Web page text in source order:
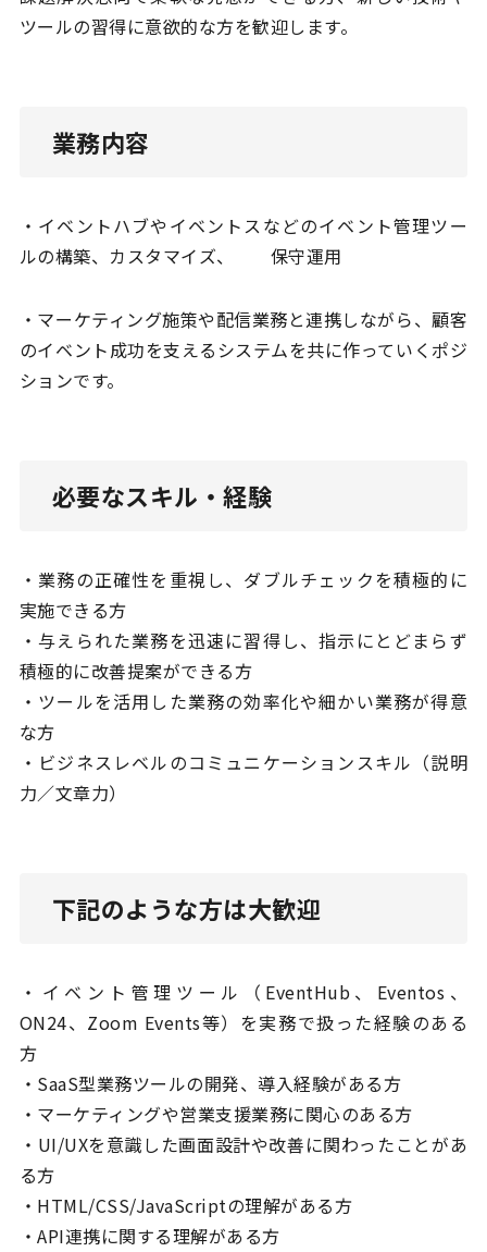
ツールの習得に意欲的な方を歓迎します。
業務内容
・イベントハブやイベントスなどのイベント管理ツー
ルの構築、カスタマイズ、 保守運用
・マーケティング施策や配信業務と連携しながら、顧客
のイベント成功を支えるシステムを共に作っていくポジ
ションです。
必要なスキル・経験
・業務の正確性を重視し、ダブルチェックを積極的に
実施できる方
・与えられた業務を迅速に習得し、指示にとどまらず
積極的に改善提案ができる方
・ツールを活用した業務の効率化や細かい業務が得意
な方
・ビジネスレベルのコミュニケーションスキル（説明
力／文章力）
下記のような方は大歓迎
・イベント管理ツール（EventHub、Eventos、
ON24、Zoom Events等）を実務で扱った経験のある
方
・SaaS型業務ツールの開発、導入経験がある方
・マーケティングや営業支援業務に関心のある方
・UI/UXを意識した画面設計や改善に関わったことがあ
る方
・HTML/CSS/JavaScriptの理解がある方
・API連携に関する理解がある方